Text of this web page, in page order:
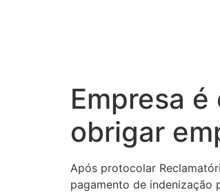
Empresa
obrigar
Após protocolar
pagamento de